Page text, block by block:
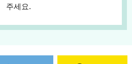
주세요.